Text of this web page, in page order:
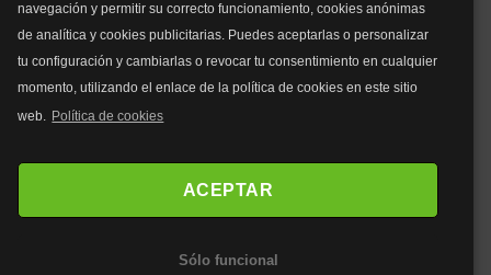
navegación y permitir su correcto funcionamiento, cookies anónimas
de analítica y cookies publicitarias. Puedes aceptarlas o personalizar
tu configuración y cambiarlas o revocar tu consentimiento en cualquier
momento, utilizando el enlace de la política de cookies en este sitio
web. Política de cookies
ACEPTAR
Sólo funcional
y mucho más...